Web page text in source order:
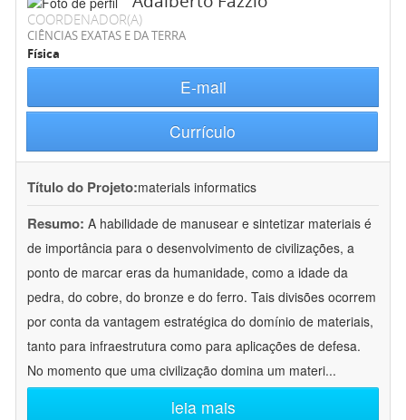
COORDENADOR(A)
CIÊNCIAS EXATAS E DA TERRA
Física
E-mail
Currículo
Título do Projeto:materials informatics
Resumo: A habilidade de manusear e sintetizar materiais é
de importância para o desenvolvimento de civilizações, a
ponto de marcar eras da humanidade, como a idade da
pedra, do cobre, do bronze e do ferro. Tais divisões ocorrem
por conta da vantagem estratégica do domínio de materiais,
tanto para infraestrutura como para aplicações de defesa.
No momento que uma civilização domina um materi...
leia mais